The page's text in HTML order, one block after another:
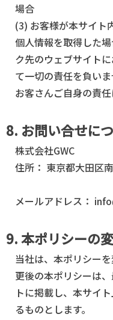
場合
(3) お客様が本サイト
個人情報を取得した
ク先のウェブサイト
て一切の責任を負い
お客さんご自身の責任
8. お問い合せに
株式会社GWC
住所： 東京都大田区
メールアドレス：
9. 本ポリシーの
当社は、本ポリシー
更後の本ポリシーは
トに掲載し、本サイ
るものとします。